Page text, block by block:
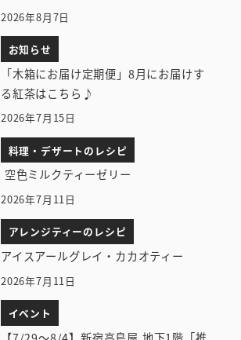
2026年8月7日
お知らせ
「木箱にお届け定期便」8月にお届けす
る紅茶はこちら♪
2026年7月15日
料理・デザートのレシピ
空色ミルクティーゼリー
2026年7月11日
アレンジティーのレシピ
アイスアールグレイ・カカオティー
2026年7月11日
イベント